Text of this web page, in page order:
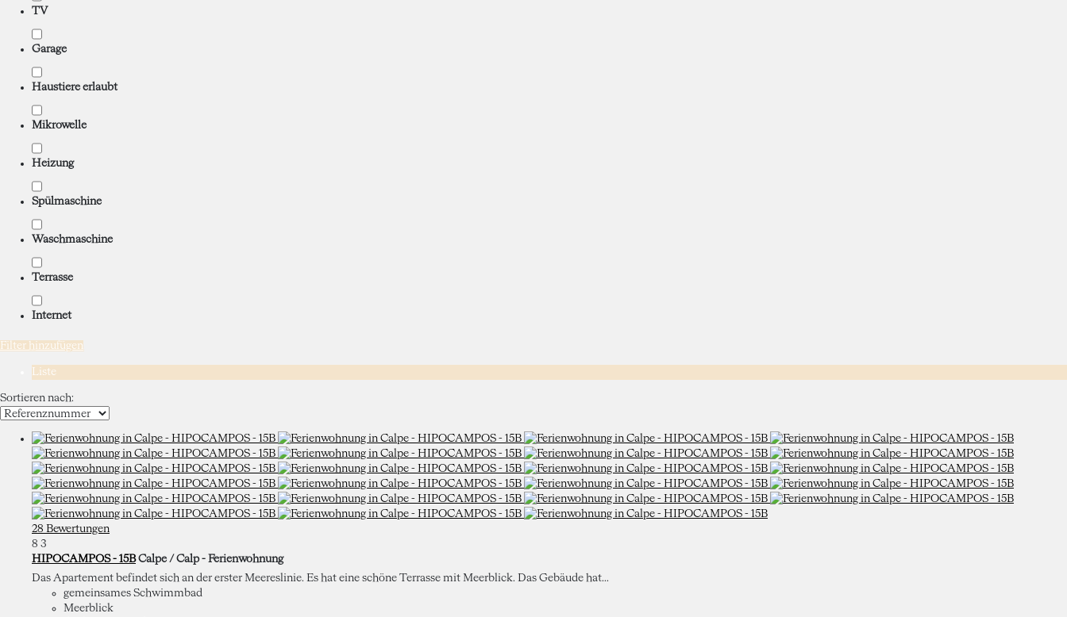
TV
Garage
Haustiere erlaubt
Mikrowelle
Heizung
Spülmaschine
Waschmaschine
Terrasse
Internet
Filter hinzufügen
Liste
Sortieren nach:
28 Bewertungen
8 3
HIPOCAMPOS - 15B Calpe / Calp - Ferienwohnung
Das Apartement befindet sich an der erster Meereslinie. Es hat eine schöne Terrasse mit Meerblick. Das Gebäude hat...
gemeinsames Schwimmbad
Meerblick